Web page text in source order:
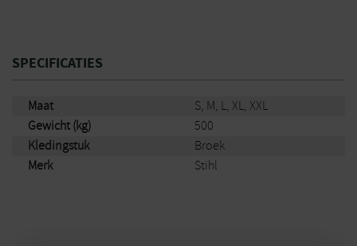
SPECIFICATIES
Maat
S, M, L, XL, XXL
Gewicht (kg)
500
Kledingstuk
Broek
Merk
Stihl